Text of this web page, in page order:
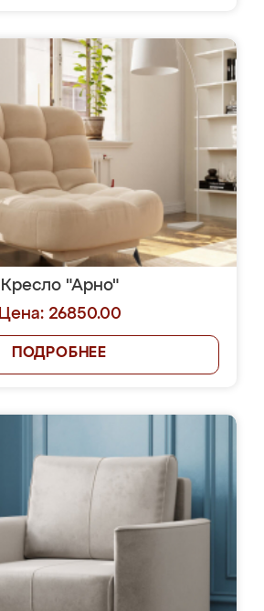
Кресло "Арно"
Цена: 26850.00
ПОДРОБНЕЕ